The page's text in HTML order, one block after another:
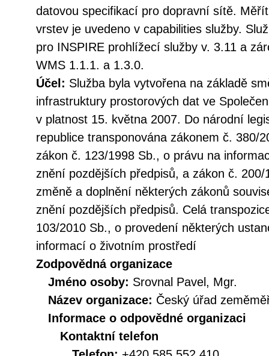
datovou specifikací pro dopravní sítě.
vrstev je uvedeno v capabilities služby.
pro INSPIRE prohlížecí služby v. 3.11 a
WMS 1.1.1. a 1.3.0.
Účel: Služba byla vytvořena na základě
infrastruktury prostorových dat ve
v platnost 15. května 2007. Do národní
republice transponována zákonem č. 380/
zákon č. 123/1998 Sb., o právu na
znění pozdějších předpisů, a zákon č.
změně a doplnění některých zákonů
znění pozdějších předpisů. Celá
103/2010 Sb., o provedení některých
informací o životním prostředí
Zodpovědná organizace
Jméno osoby: Srovnal Pavel, Mgr.
Název organizace: Český úřad
Informace o odpovědné organizaci
Kontaktní telefon